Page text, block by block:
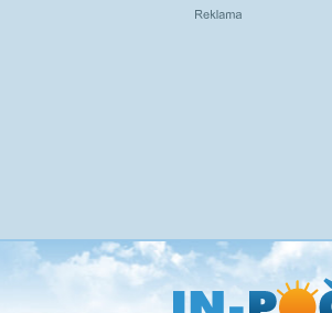
Přejít
na
hlavní
obsah